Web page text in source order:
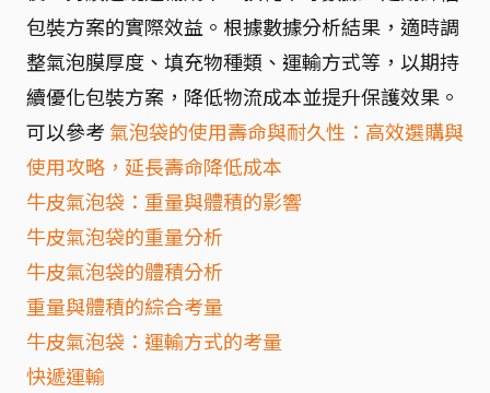
包裝方案的實際效益。根據數據分析結果，適時調
整氣泡膜厚度、填充物種類、運輸方式等，以期持
續優化包裝方案，降低物流成本並提升保護效果。
可以參考 氣泡袋的使用壽命與耐久性：高效選購與
使用攻略，延長壽命降低成本
牛皮氣泡袋：重量與體積的影響
牛皮氣泡袋的重量分析
牛皮氣泡袋的體積分析
重量與體積的綜合考量
牛皮氣泡袋：運輸方式的考量
快遞運輸